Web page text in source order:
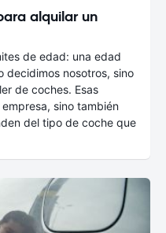
alquilar un
de edad: una edad
decidimos nosotros, sino
de coches. Esas
sino también
del tipo de coche que